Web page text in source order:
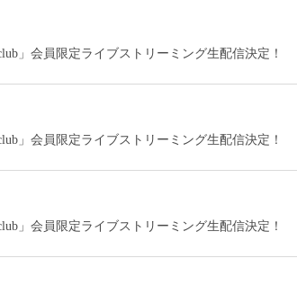
」会員限定ライブストリーミング生配信決定！
」会員限定ライブストリーミング生配信決定！
」会員限定ライブストリーミング生配信決定！